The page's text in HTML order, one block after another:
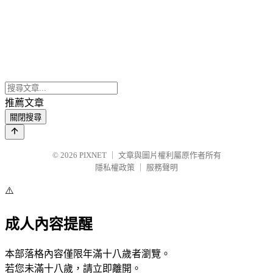
推薦文章
關閉搜尋
© 2026 PIXNET
文章與圖片權利屬原作者所有
隱私權政策
服務聲明
⚠️
成人內容提醒
本部落格內容僅限年滿十八歲者瀏覽。
若您未滿十八歲，請立即離開。